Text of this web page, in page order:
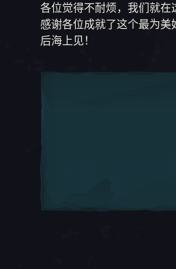
各位觉得不耐烦，我们就在
感谢各位成就了这个最为美
后海上见！